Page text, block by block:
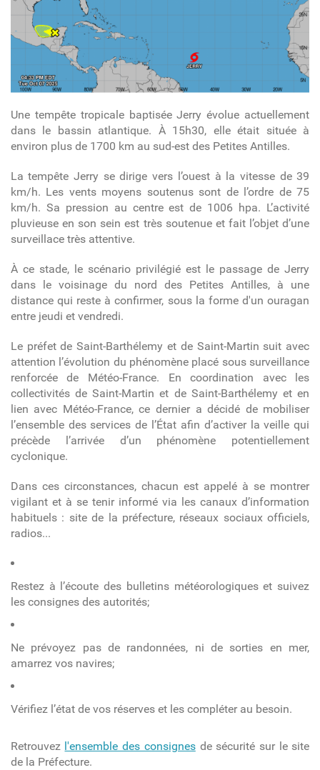
Une tempête tropicale baptisée Jerry évolue actuellement
dans le bassin atlantique. À 15h30, elle était située à
environ plus de 1700 km au sud-est des Petites Antilles.
La tempête Jerry se dirige vers l’ouest à la vitesse de 39
km/h. Les vents moyens soutenus sont de l’ordre de 75
km/h. Sa pression au centre est de 1006 hpa. L’activité
pluvieuse en son sein est très soutenue et fait l’objet d’une
surveillace très attentive.
À ce stade, le scénario privilégié est le passage de Jerry
dans le voisinage du nord des Petites Antilles, à une
distance qui reste à confirmer, sous la forme d'un ouragan
entre jeudi et vendredi.
Le préfet de Saint-Barthélemy et de Saint-Martin suit avec
attention l’évolution du phénomène placé sous surveillance
renforcée de Météo-France. En coordination avec les
collectivités de Saint-Martin et de Saint-Barthélemy et en
lien avec Météo-France, ce dernier a décidé de mobiliser
l’ensemble des services de l’État afin d’activer la veille qui
précède l’arrivée d’un phénomène potentiellement
cyclonique.
Dans ces circonstances, chacun est appelé à se montrer
vigilant et à se tenir informé via les canaux d’information
habituels : site de la préfecture, réseaux sociaux officiels,
radios...
Restez à l’écoute des bulletins météorologiques et suivez
les consignes des autorités;
Ne prévoyez pas de randonnées, ni de sorties en mer,
amarrez vos navires;
Vérifiez l’état de vos réserves et les compléter au besoin.
Retrouvez l'ensemble des consignesde sécurité sur le site
de la Préfecture.